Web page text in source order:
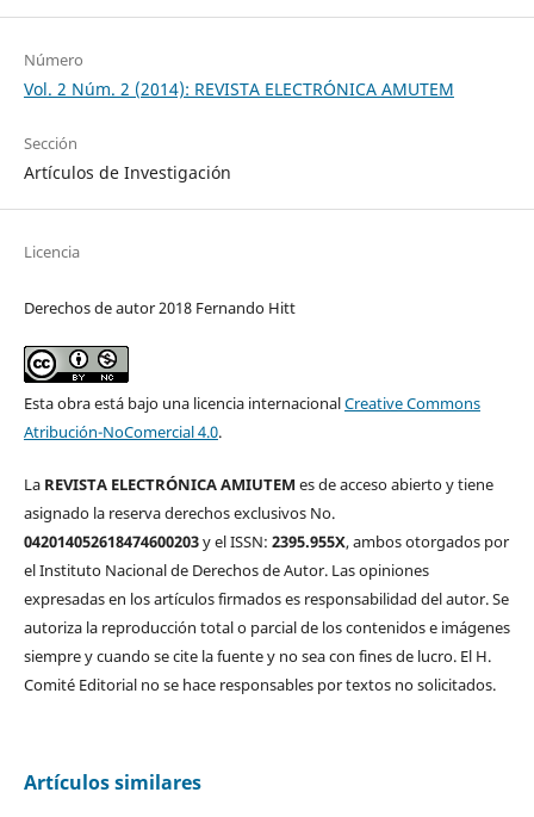
Número
Vol. 2 Núm. 2 (2014): REVISTA ELECTRÓNICA AMUTEM
Sección
Artículos de Investigación
Licencia
Derechos de autor 2018 Fernando Hitt
Esta obra está bajo una licencia internacionalCreative Commons
Atribución-NoComercial 4.0.
La REVISTA ELECTRÓNICA AMIUTEM es de acceso abierto y tiene
asignado la reserva derechos exclusivos No.
042014052618474600203y el ISSN: 2395.955X, ambos otorgados por
el Instituto Nacional de Derechos de Autor. Las opiniones
expresadas en los artículos firmados es responsabilidad del autor. Se
autoriza la reproducción total o parcial de los contenidos e imágenes
siempre y cuando se cite la fuente y no sea con fines de lucro. El H.
Comité Editorial no se hace responsables por textos no solicitados.
Artículos similares